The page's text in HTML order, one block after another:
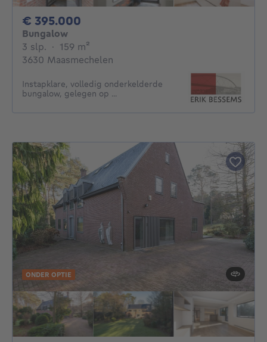
€ 395.000
Bungalow
3 slp. 3 slaapkamers
· 159 m²
3630 Maasmechelen
Instapklare, volledig onderkelderde
bungalow, gelegen op ...
ONDER OPTIE